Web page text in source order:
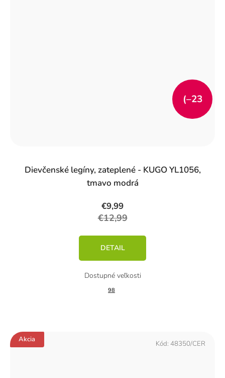
Dievčenské legíny, zateplené - KUGO YL1056,
tmavo modrá
€9,99
€12,99
(–23
DETAIL
98
Akcia Kód: 48350/CER